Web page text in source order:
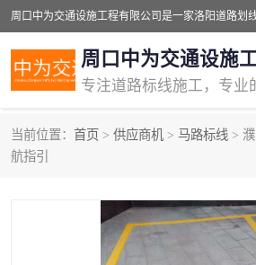
周口中为交通设施
当前位置： 首页 > 供应商机 > 马路标线 >
航指引
交通道路标线
道路标线划线 马路
道